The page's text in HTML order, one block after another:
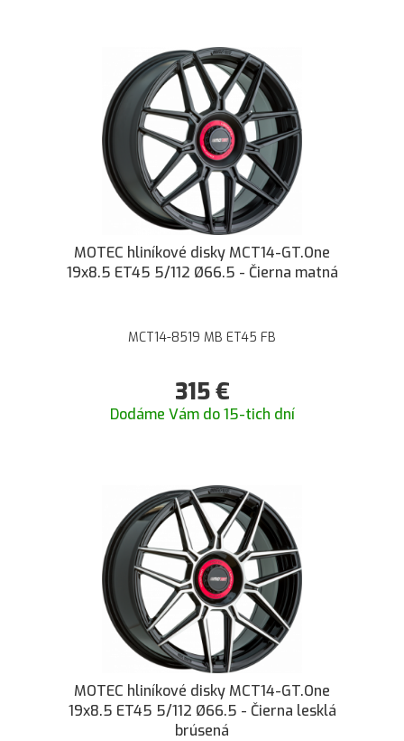
MOTEC hliníkové disky MCT14-GT.One
19x8.5 ET45 5/112 Ø66.5 - Čierna matná
MCT14-8519 MB ET45 FB
315€
Dodáme Vám do 15-tich dní
MOTEC hliníkové disky MCT14-GT.One
19x8.5 ET45 5/112 Ø66.5 - Čierna lesklá
brúsená